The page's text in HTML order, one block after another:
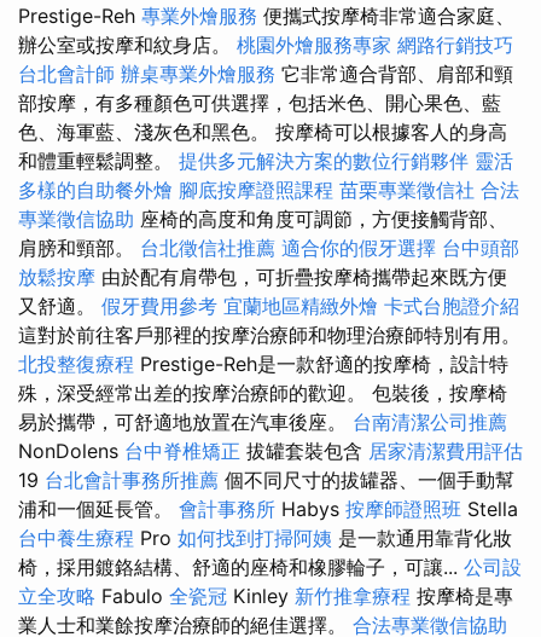
Prestige-Reh 專業外燴服務 便攜式按摩椅非常適合家庭、
辦公室或按摩和紋身店。 桃園外燴服務專家 網路行銷技巧
台北會計師 辦桌專業外燴服務 它非常適合背部、肩部和頸
部按摩，有多種顏色可供選擇，包括米色、開心果色、藍
色、海軍藍、淺灰色和黑色。 按摩椅可以根據客人的身高
和體重輕鬆調整。 提供多元解決方案的數位行銷夥伴 靈活
多樣的自助餐外燴 腳底按摩證照課程 苗栗專業徵信社 合法
專業徵信協助 座椅的高度和角度可調節，方便接觸背部、
肩膀和頸部。 台北徵信社推薦 適合你的假牙選擇 台中頭部
放鬆按摩 由於配有肩帶包，可折疊按摩椅攜帶起來既方便
又舒適。 假牙費用參考 宜蘭地區精緻外燴 卡式台胞證介紹
這對於前往客戶那裡的按摩治療師和物理治療師特別有用。
北投整復療程 Prestige-Reh是一款舒適的按摩椅，設計特
殊，深受經常出差的按摩治療師的歡迎。 包裝後，按摩椅
易於攜帶，可舒適地放置在汽車後座。 台南清潔公司推薦
NonDolens 台中脊椎矯正 拔罐套裝包含 居家清潔費用評估
19 台北會計事務所推薦 個不同尺寸的拔罐器、一個手動幫
浦和一個延長管。 會計事務所 Habys 按摩師證照班 Stella
台中養生療程 Pro 如何找到打掃阿姨 是一款通用靠背化妝
椅，採用鍍鉻結構、舒適的座椅和橡膠輪子，可讓... 公司設
立全攻略 Fabulo 全瓷冠 Kinley 新竹推拿療程 按摩椅是專
業人士和業餘按摩治療師的絕佳選擇。 合法專業徵信協助